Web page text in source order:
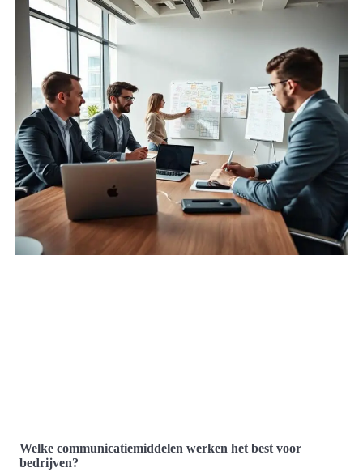
Welke communicatiemiddelen werken het best voor
bedrijven?